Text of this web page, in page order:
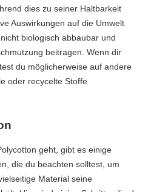
dies zu seiner Haltbarkeit
Auswirkungen auf die Umwelt
biologisch abbaubar und
beitragen. Wenn dir
du möglicherweise auf andere
oder recycelte Stoffe
geht, gibt es einige
die du beachten solltest, um
Material seine